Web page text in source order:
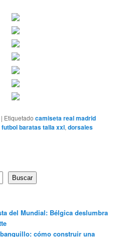
| Etiquetado camiseta real madrid
baratas talla xxl,dorsales
Buscar
del Mundial: Bélgica deslumbra
cómo construir una